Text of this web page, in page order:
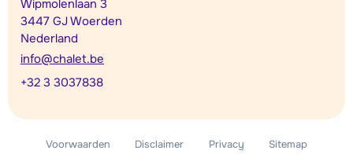
Wipmolenlaan 3
3447 GJ Woerden
Nederland
info@chalet.be
+32 3 3037838
Voorwaarden Disclaimer Privacy Sitemap